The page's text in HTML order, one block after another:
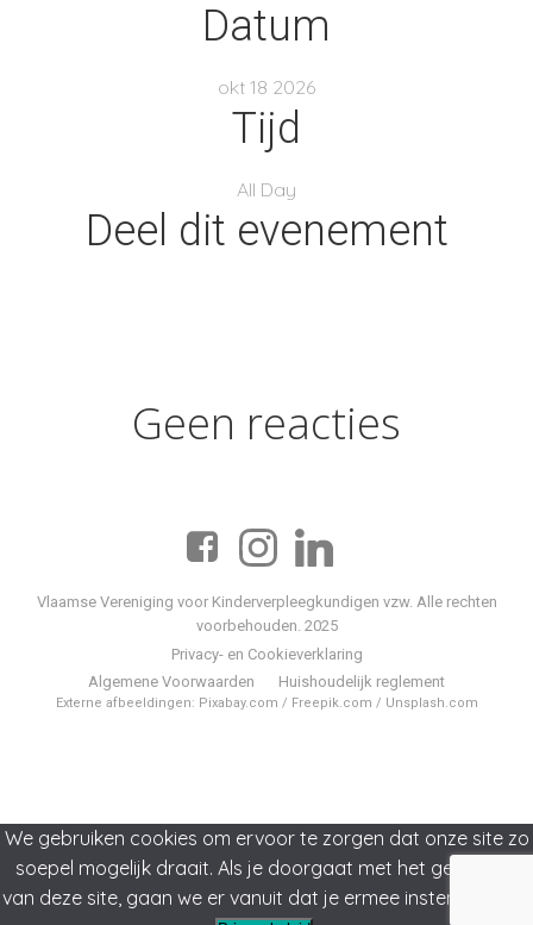
Datum
okt 18 2026
Tijd
All Day
Deel dit evenement
Geen reacties
Vlaamse Vereniging voor Kinderverpleegkundigen vzw. Alle rechten
voorbehouden. 2025
Privacy- en Cookieverklaring
Algemene Voorwaarden
Huishoudelijk reglement
Externe afbeeldingen: Pixabay.com / Freepik.com / Unsplash.com
We gebruiken cookies om ervoor te zorgen dat onze site zo
soepel mogelijk draait. Als je doorgaat met het gebruiken
van deze site, gaan we er vanuit dat je ermee instemt.